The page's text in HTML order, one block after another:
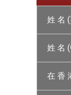
姓 名
姓 名
在 香